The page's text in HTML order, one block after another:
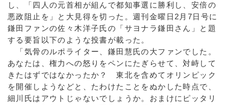
し、「四人の元首相が組んで都知事選に勝利し、安倍の
悪政阻止を」と大見得を切った。週刊金曜日2月7日号に
鎌田ファンの佐々木洋子氏の「サヨナラ鎌田さん」と題
する要旨以下のような投書が載った。
「気骨のルポライター、鎌田慧氏の大ファンでした。
あなたは、権力への怒りをペンにたぎらせて、対峙して
きたはずではなかったか？ 東北を含めてオリンピック
を開催しようなどと、たわけたことをぬかした時点で、
細川氏はアウトじゃないでしょうか。おまけにピッタリ